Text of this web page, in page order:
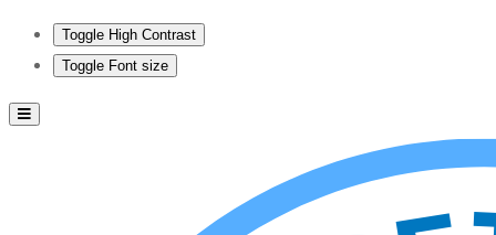
Toggle High Contrast
Toggle Font size